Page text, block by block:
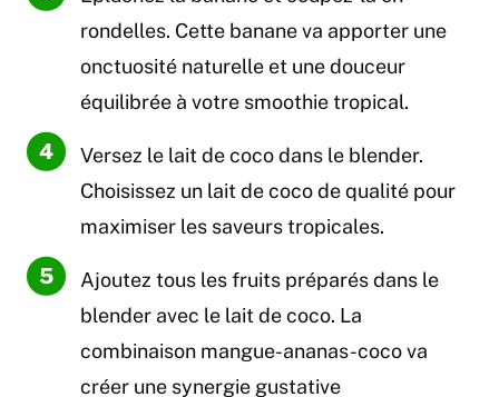
rondelles. Cette banane va apporter une
onctuosité naturelle et une douceur
équilibrée à votre smoothie tropical.
Versez le lait de coco dans le blender.
Choisissez un lait de coco de qualité pour
maximiser les saveurs tropicales.
Ajoutez tous les fruits préparés dans le
blender avec le lait de coco. La
combinaison mangue-ananas-coco va
créer une synergie gustative